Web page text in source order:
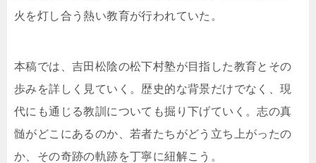
火を灯し合う熱い教育が行われていた。
本稿では、吉田松陰の松下村塾が目指した教育とその
歩みを詳しく見ていく。歴史的な背景だけでなく、現
代にも通じる教訓についても掘り下げていく。志の真
髄がどこにあるのか、若者たちがどう立ち上がったの
か、その奇跡の軌跡を丁寧に紐解こう。